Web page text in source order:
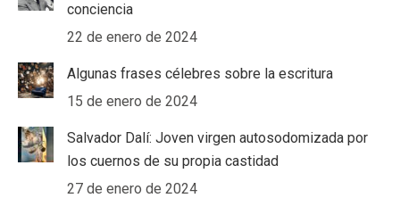
conciencia
22 de enero de 2024
Algunas frases célebres sobre la escritura
15 de enero de 2024
Salvador Dalí: Joven virgen autosodomizada por
los cuernos de su propia castidad
27 de enero de 2024